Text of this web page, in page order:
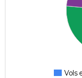
Vols